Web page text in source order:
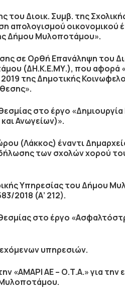
Διοικ. Συμβ. της
απολογισμού οικονομικού
Δήμου Μυλοποτάμου».
σε Ορθή Επανάληψη του
(ΔΗ.Κ.Ε.ΜΥ.), που αφορά
της Δημοτικής
στο έργο «Δημιουργία
Ανωγείων)».
(Λάκκος) έναντι
των σχολών χορού
Υπηρεσίας του Δήμου
2018 (Α’ 212).
στο έργο
υπηρεσιών.
«ΑΜΑΡΙ ΑΕ – Ο.Τ.Α.» για την